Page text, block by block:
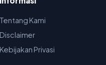
Tentang Kami
Disclaimer
Kebijakan Privasi